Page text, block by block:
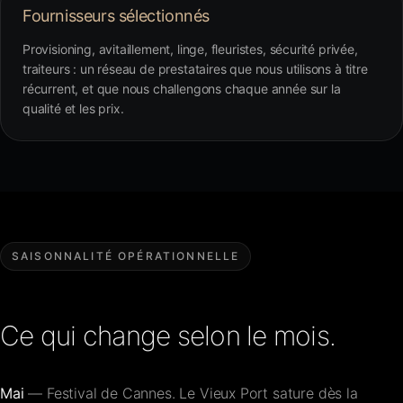
Fournisseurs sélectionnés
Provisioning, avitaillement, linge, fleuristes, sécurité privée,
traiteurs : un réseau de prestataires que nous utilisons à titre
récurrent, et que nous challengons chaque année sur la
qualité et les prix.
SAISONNALITÉ OPÉRATIONNELLE
Ce qui change selon le mois.
Mai — Festival de Cannes. Le Vieux Port sature dès la